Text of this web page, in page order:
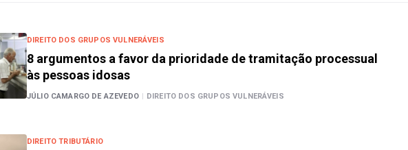
DIREITO DOS GRUPOS VULNERÁVEIS
8 argumentos a favor da prioridade de tramitação processual
às pessoas idosas
JÚLIO CAMARGO DE AZEVEDO | DIREITO DOS GRUPOS VULNERÁVEIS
DIREITO TRIBUTÁRIO